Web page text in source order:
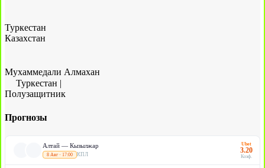
Туркестан
Казахстан
Мухаммедали Алмахан
Туркестан |
Полузащитник
Прогнозы
Алтай — Кызылжар
8 Авг · 17:00 КПЛ
Ubet
3.20
Коэф.